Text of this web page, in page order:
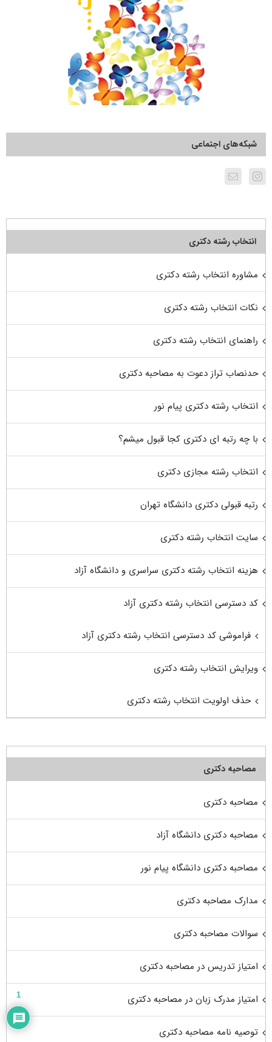
شبکه‌های اجتماعی
انتخاب رشته دکتری
مشاوره انتخاب رشته دکتری
نکات انتخاب رشته دکتری
راهنمای انتخاب رشته دکتری
حدنصاب تراز دعوت به مصاحبه دکتری
انتخاب رشته دکتری پیام نور
با چه رتبه ای دکتری کجا قبول میشم؟
انتخاب رشته مجازی دکتری
رتبه قبولی دکتری دانشگاه تهران
سایت انتخاب رشته دکتری
هزینه انتخاب رشته دکتری سراسری و دانشگاه آزاد
کد دسترسی انتخاب رشته دکتری آزاد
فراموشی کد دسترسی انتخاب رشته دکتری آزاد
ویرایش انتخاب رشته دکتری
حذف اولویت انتخاب رشته دکتری
مصاحبه دکتری
مصاحبه دکتری
مصاحبه دکتری دانشگاه آزاد
مصاحبه دکتری دانشگاه پیام نور
مدارک مصاحبه دکتری
سوالات مصاحبه دکتری
امتیاز تدریس در مصاحبه دکتری
امتیاز مدرک زبان در مصاحبه دکتری
توصیه نامه مصاحبه دکتری
1